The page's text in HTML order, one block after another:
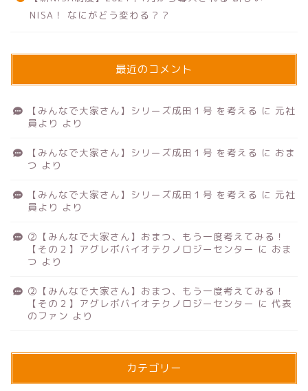
NISA！ なにがどう変わる？？
最近のコメント
【みんなで大家さん】シリーズ成田１号 を考える に 元社
員より より
【みんなで大家さん】シリーズ成田１号 を考える に おま
つ より
【みんなで大家さん】シリーズ成田１号 を考える に 元社
員より より
②【みんなで大家さん】おまつ、もう一度考えてみる！
【その２】アグレボバイオテクノロジーセンター に おま
つ より
②【みんなで大家さん】おまつ、もう一度考えてみる！
【その２】アグレボバイオテクノロジーセンター に 代表
のファン より
カテゴリー